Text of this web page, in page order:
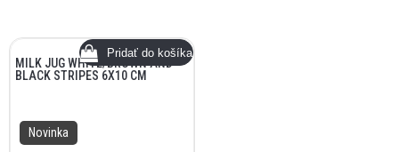
MILK JUG WHITE/BROWN AND
BLACK STRIPES 6X10 CM
Novinka